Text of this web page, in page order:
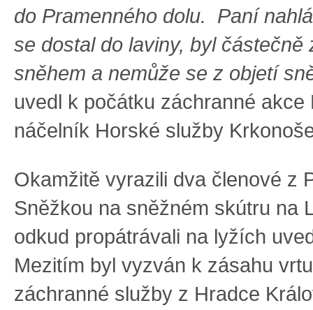
do Pramenného dolu. Paní
se dostal do laviny, byl částečně
sněhem a nemůže se z objetí
uvedl k počátku záchranné akce
náčelník Horské služby
Okamžitě vyrazili dva členové z
Sněžkou na sněžném skútru na
odkud propátrávali na lyžích
Mezitím byl vyzván k zásahu
záchranné služby z Hradce